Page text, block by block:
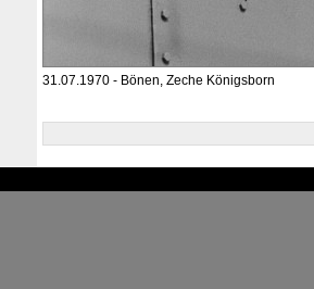
31.07.1970 - Bönen, Zeche Königsborn